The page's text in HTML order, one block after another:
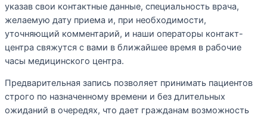
указав свои контактные данные, специальность врача,
желаемую дату приема и, при необходимости,
уточняющий комментарий, и наши операторы контакт-
центра свяжутся с вами в ближайшее время в рабочие
часы медицинского центра.
Предварительная запись позволяет принимать пациентов
строго по назначенному времени и без длительных
ожиданий в очередях, что дает гражданам возможность